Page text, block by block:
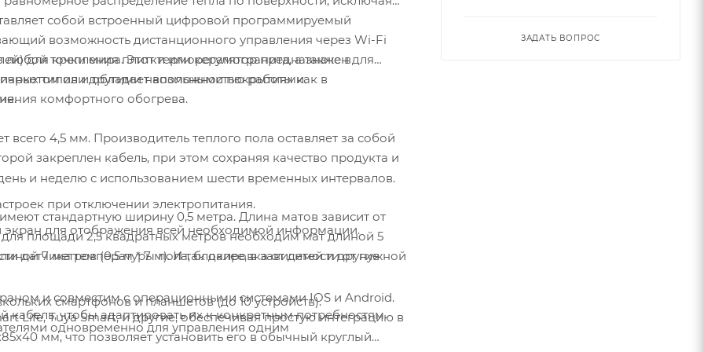
для крепления плитки или керамогранита, а также в
паркетом или другими напольными покрытиями.
комфортного обогрева.
4,5 мм. Производитель теплого пола оставляет за собой
закреплен кабель, при этом сохраняя качество продукта и
стандартную ширину 0,5 метра. Длина матов зависит от
площади 2,5 квадратных метров необходим мат длиной 5
7 метров (0,5 м * 7 м). И так далее, в зависимости от нужной
кабель, чтобы адаптировать их к конкретным потребностям
собой встроенный цифровой программируемый
возможность дистанционного управления через Wi-Fi
точки мира. Этот терморегулятор предназначен для
типов и обладает возможностью работы как в
и неделю с использованием шести временных интервалов.
при отключении электропитания.
для отображения всей необходимой информации.
датчика температуры пола, блокировка от детей и другие
смартфонов и планшетов (до 10 устройств).
одновременно для управления одним
и совместим с операционными системами IOS и Android.
Life, Tuya Smart, и другие, обеспечивая простую интеграцию в
мм, что позволяет установить его в обычный круглый
ЗАДАТЬ ВОПРОС